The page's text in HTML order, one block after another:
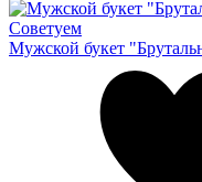
Советуем
Мужской букет